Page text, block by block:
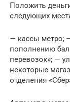
Положить
следующих
— кассы метро;
пополнению
перевозок»; —
некоторые
отделения